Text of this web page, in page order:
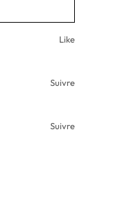
Like
Suivre
Suivre